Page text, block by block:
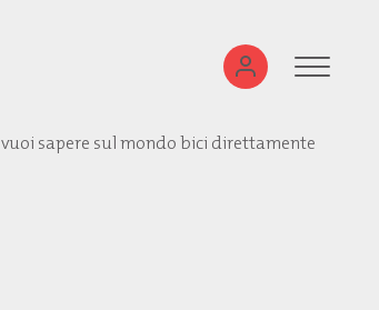
sapere sul mondo bici direttamente